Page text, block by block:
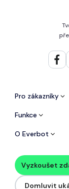
Pro zákazníky
Funkce
O Everbot
Vyzkoušet
Domluvit